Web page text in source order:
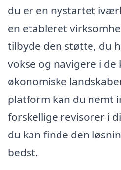
du er en nystartet
en etableret
tilbyde den støtte, du
vokse og navigere i de
økonomiske
platform kan du nemt
forskellige revisorer i
du kan finde den
bedst.